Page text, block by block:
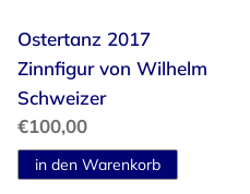
Ostertanz 2017
Zinnfigur von Wilhelm
Schweizer
Normaler
Preis
€100,00